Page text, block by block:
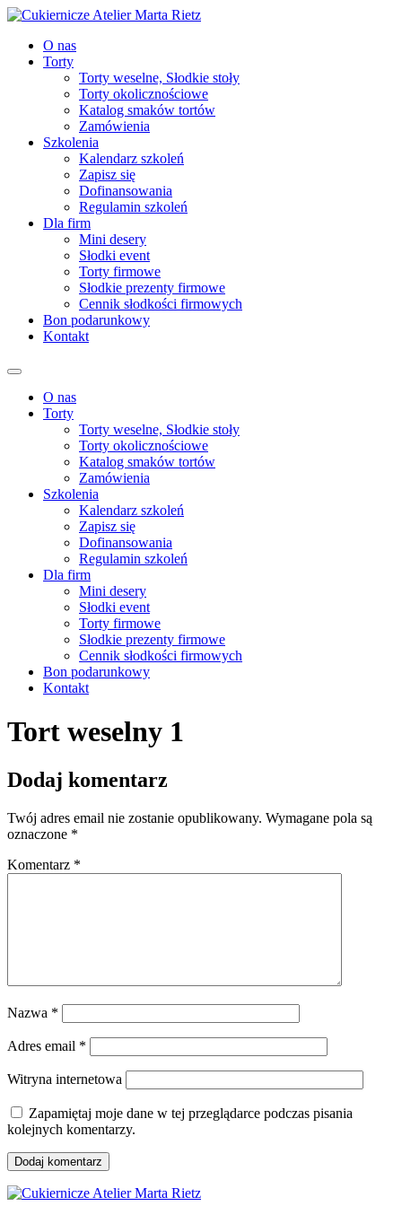
O nas
Torty
Torty weselne, Słodkie stoły
Torty okolicznościowe
Katalog smaków tortów
Zamówienia
Szkolenia
Kalendarz szkoleń
Zapisz się
Dofinansowania
Regulamin szkoleń
Dla firm
Mini desery
Słodki event
Torty firmowe
Słodkie prezenty firmowe
Cennik słodkości firmowych
Bon podarunkowy
Kontakt
O nas
Torty
Torty weselne, Słodkie stoły
Torty okolicznościowe
Katalog smaków tortów
Zamówienia
Szkolenia
Kalendarz szkoleń
Zapisz się
Dofinansowania
Regulamin szkoleń
Dla firm
Mini desery
Słodki event
Torty firmowe
Słodkie prezenty firmowe
Cennik słodkości firmowych
Bon podarunkowy
Kontakt
Tort weselny 1
Dodaj komentarz
Twój adres email nie zostanie opublikowany. Wymagane pola są
oznaczone *
Komentarz *
Nazwa *
Adres email *
Witryna internetowa
Zapamiętaj moje dane w tej przeglądarce podczas pisania
kolejnych komentarzy.